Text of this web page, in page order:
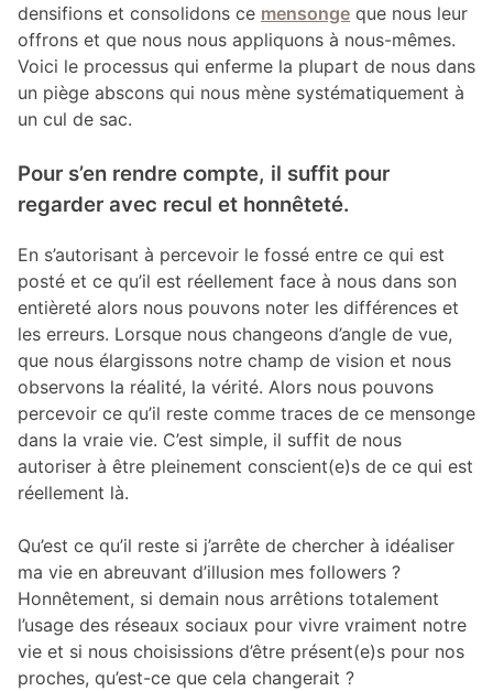
densifions et consolidons ce mensonge que nous leur
offrons et que nous nous appliquons à nous-mêmes.
Voici le processus qui enferme la plupart de nous dans
un piège abscons qui nous mène systématiquement à
un cul de sac.
Pour s’en rendre compte, il suffit pour
regarder avec recul et honnêteté.
En s’autorisant à percevoir le fossé entre ce qui est
posté et ce qu’il est réellement face à nous dans son
entièreté alors nous pouvons noter les différences et
les erreurs. Lorsque nous changeons d’angle de vue,
que nous élargissons notre champ de vision et nous
observons la réalité, la vérité. Alors nous pouvons
percevoir ce qu’il reste comme traces de ce mensonge
dans la vraie vie. C’est simple, il suffit de nous
autoriser à être pleinement conscient(e)s de ce qui est
réellement là.
Qu’est ce qu’il reste si j’arrête de chercher à idéaliser
ma vie en abreuvant d’illusion mes followers ?
Honnêtement, si demain nous arrêtions totalement
l’usage des réseaux sociaux pour vivre vraiment notre
vie et si nous choisissions d’être présent(e)s pour nos
proches, qu’est-ce que cela changerait ?